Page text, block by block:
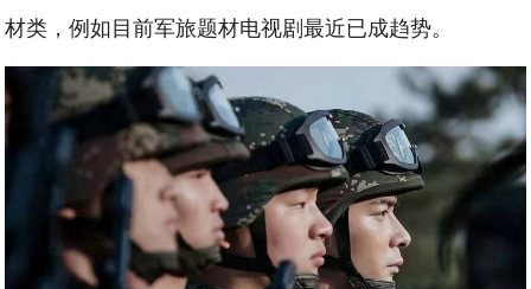
材类，例如目前军旅题材电视剧最近已成趋势。